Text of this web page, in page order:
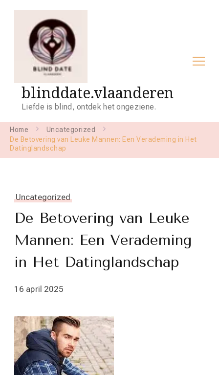
blinddate.vlaanderen
Liefde is blind, ontdek het ongeziene.
Home
Uncategorized
De Betovering van Leuke Mannen: Een Verademing in Het
Datinglandschap
Uncategorized
De Betovering van Leuke
Mannen: Een Verademing
in Het Datinglandschap
16 april 2025